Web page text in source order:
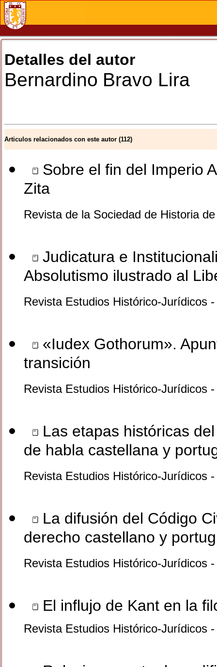
Detalles del autor
Bernardino Bravo Lira
Articulos relacionados con este autor (112)
Sobre el fin del Imperio
Zita
Revista de la Sociedad de Historia
Judicatura e
Absolutismo ilustrado al
Revista Estudios Histórico-Jurídicos
«Iudex Gothorum».
transición
Revista Estudios Histórico-Jurídicos
Las etapas históricas
de habla castellana y
Revista Estudios Histórico-Jurídicos
La difusión del Código
derecho castellano y
Revista Estudios Histórico-Jurídicos
El influjo de Kant en la
Revista Estudios Histórico-Jurídicos